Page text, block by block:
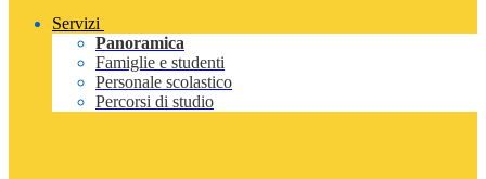
Servizi
Panoramica
Famiglie e studenti
Personale scolastico
Percorsi di studio